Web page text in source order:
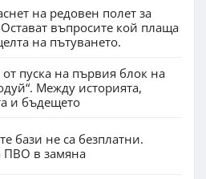
на редовен полет за
въпросите кой плаща
на пътуването.
пуска на първия блок на
Между историята,
и бъдещето
бази не са безплатни.
ПВО в замяна